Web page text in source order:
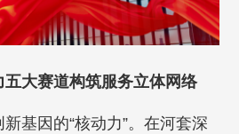
五大赛道构筑服务立体网络
基因的“核动力”。在河套深